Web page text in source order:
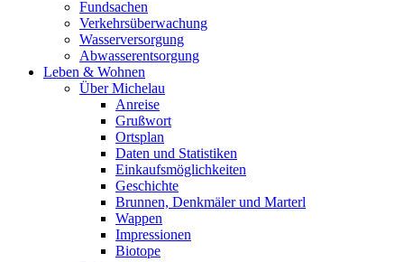
Fundsachen
Verkehrsüberwachung
Wasserversorgung
Abwasserentsorgung
Leben & Wohnen
Über Michelau
Anreise
Grußwort
Ortsplan
Daten und Statistiken
Einkaufsmöglichkeiten
Geschichte
Brunnen, Denkmäler und Marterl
Wappen
Impressionen
Biotope